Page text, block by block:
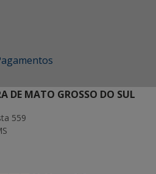
DE MATO GROSSO DO SUL
559